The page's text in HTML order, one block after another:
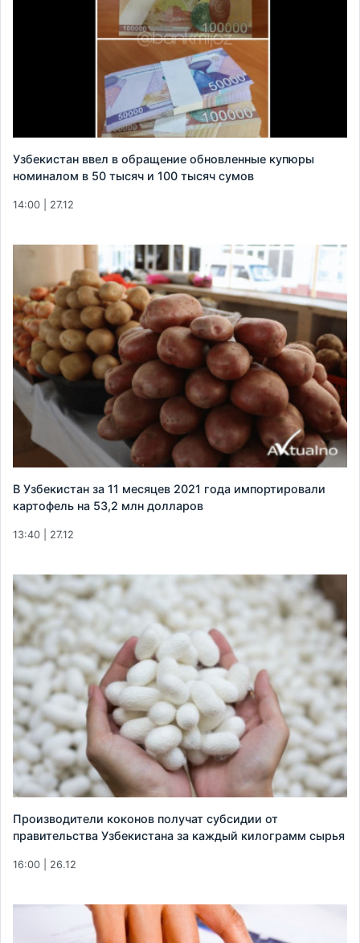
Узбекистан ввел в обращение обновленные купюры
номиналом в 50 тысяч и 100 тысяч сумов
14:00 | 27.12
В Узбекистан за 11 месяцев 2021 года импортировали
картофель на 53,2 млн долларов
13:40 | 27.12
Производители коконов получат субсидии от
правительства Узбекистана за каждый килограмм сырья
16:00 | 26.12